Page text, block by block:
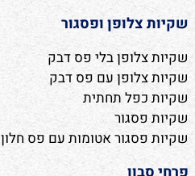
שקיות צלופן ופסגור
שקיות צלופן בלי פס דבק
שקיות צלופן עם פס דבק
שקיות כפל תחתית
שקיות פסגור
שקיות פסגור אטומות עם פס חלון